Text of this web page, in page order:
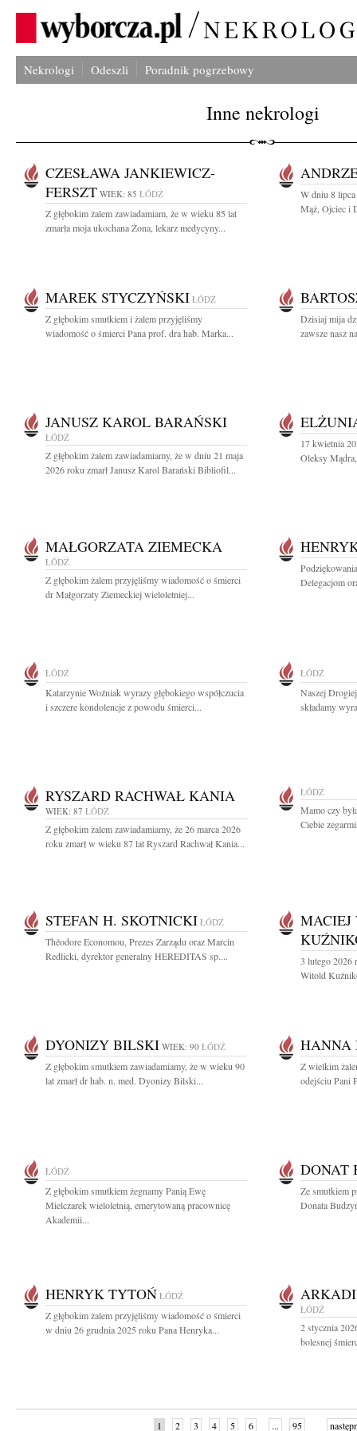
Nekrologi Odeszli Poradnik pogrzebowy
Inne nekrologi
CZESŁAWA JANKIEWICZ-
FERSZT WIEK: 85 ŁÓDŹ
Z głębokim żalem zawiadamiam, że w wieku 85 lat
zmarła moja ukochana Żona, lekarz medycyny...
W dniu 8 lipca
Mąż, Ojciec i
MAREK STYCZYŃSKI ŁÓDŹ
Z głębokim smutkiem i żalem przyjęliśmy
wiadomość o śmierci Pana prof. dra hab. Marka...
Dzisiaj mija
zawsze nasz
JANUSZ KAROL BARAŃSKI
ŁÓDŹ
Z głębokim żalem zawiadamiamy, że w dniu 21 maja
2026 roku zmarł Janusz Karol Barański Bibliofil...
17 kwietnia
Oleksy
MAŁGORZATA ZIEMECKA
ŁÓDŹ
Z głębokim żalem przyjęliśmy wiadomość o śmierci
dr Małgorzaty Ziemeckiej wieloletniej...
Delegacjom
ŁÓDŹ
Katarzynie Woźniak wyrazy głębokiego współczucia
i szczere kondolencje z powodu śmierci...
ŁÓDŹ
Naszej
składamy
RYSZARD RACHWAŁ KANIA
WIEK: 87 ŁÓDŹ
Z głębokim żalem zawiadamiamy, że 26 marca 2026
roku zmarł w wieku 87 lat Ryszard Rachwał Kania...
ŁÓDŹ
Mamo czy
Ciebie
STEFAN H. SKOTNICKI ŁÓDŹ
Théodore Economou, Prezes Zarządu oraz Marcin
Redlicki, dyrektor generalny HEREDITAS sp....
MACIEJ
3 lutego 2026
Witold
DYONIZY BILSKI WIEK: 90 ŁÓDŹ
Z głębokim smutkiem zawiadamiamy, że w wieku 90
lat zmarł dr hab. n. med. Dyonizy Bilski...
Z wielkim
odejściu Pani
ŁÓDŹ
Z głębokim smutkiem żegnamy Panią Ewę
Mielczarek wieloletnią, emerytowaną pracownicę
Akademii...
DONAT
Ze smutkiem
Donata
HENRYK TYTOŃ ŁÓDŹ
Z głębokim żalem przyjęliśmy wiadomość o śmierci
w dniu 26 grudnia 2025 roku Pana Henryka...
ŁÓDŹ
2 stycznia
bolesnej
1 2 3 4 5 6 ... 95